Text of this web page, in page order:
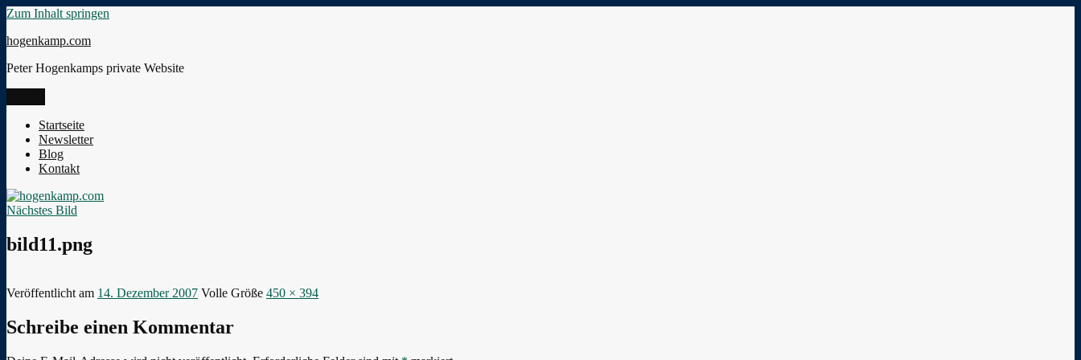
Zum Inhalt springen
hogenkamp.com
Peter Hogenkamps private Website
Startseite
Newsletter
Blog
Kontakt
Nächstes Bild
bild11.png
Veröffentlicht am 14. Dezember 2007 Volle Größe 450 × 394
Schreibe einen Kommentar